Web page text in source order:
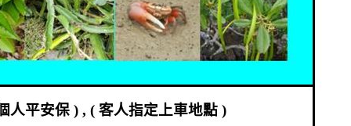
人平安保 ) , (客人指定上車地點 )